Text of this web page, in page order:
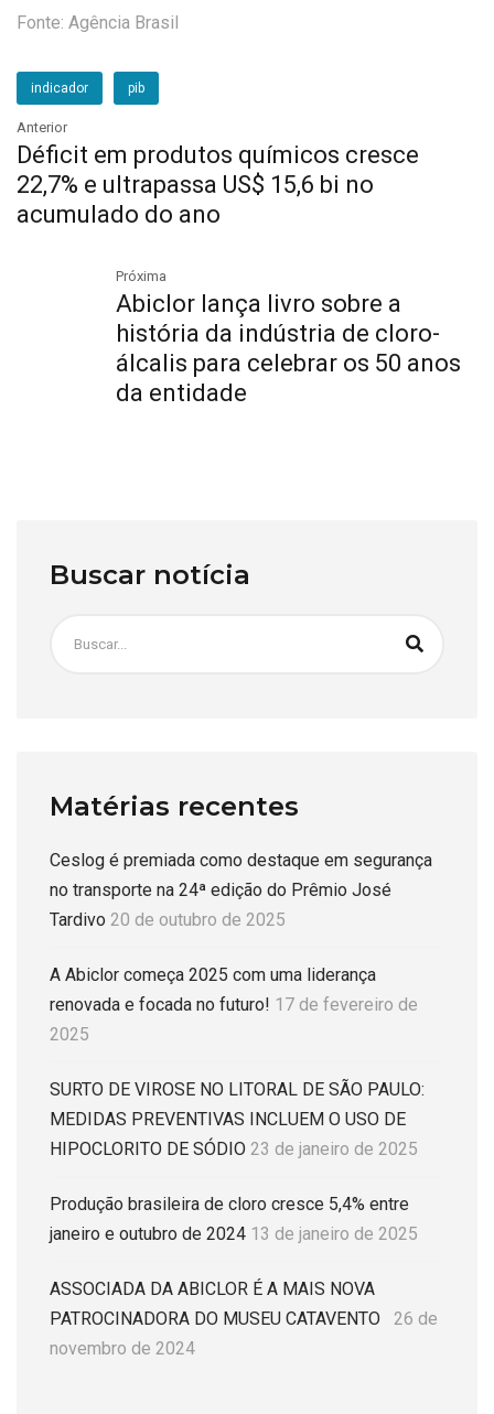
Fonte: Agência Brasil
indicador pib
Anterior
Déficit em produtos químicos cresce
22,7% e ultrapassa US$ 15,6 bi no
acumulado do ano
Próxima
Abiclor lança livro sobre a
história da indústria de cloro-
álcalis para celebrar os 50 anos
da entidade
Buscar notícia
Matérias recentes
Ceslog é premiada como destaque em segurança
no transporte na 24ª edição do Prêmio José
Tardivo 20 de outubro de 2025
A Abiclor começa 2025 com uma liderança
renovada e focada no futuro! 17 de fevereiro de
2025
SURTO DE VIROSE NO LITORAL DE SÃO PAULO:
MEDIDAS PREVENTIVAS INCLUEM O USO DE
HIPOCLORITO DE SÓDIO 23 de janeiro de 2025
Produção brasileira de cloro cresce 5,4% entre
janeiro e outubro de 2024 13 de janeiro de 2025
ASSOCIADA DA ABICLOR É A MAIS NOVA
PATROCINADORA DO MUSEU CATAVENTO
26 de
novembro de 2024